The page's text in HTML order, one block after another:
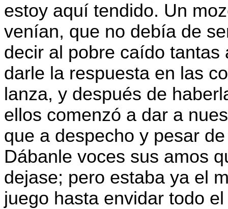
estoy aquí tendido. Un
venían, que no debía de
decir al pobre caído
darle la respuesta en las
lanza, y después de
ellos comenzó a dar a
que a despecho y pesar
Dábanle voces sus amos
dejase; pero estaba ya el
juego hasta envidar todo